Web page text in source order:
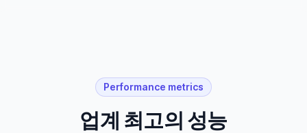
Performance metrics
업계 최고의 성능